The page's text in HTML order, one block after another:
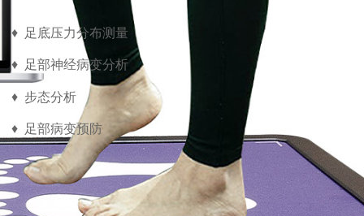
♦ 足底压力分布测量
♦ 足部神经病变分析
♦ 步态分析
♦ 足部病变预防